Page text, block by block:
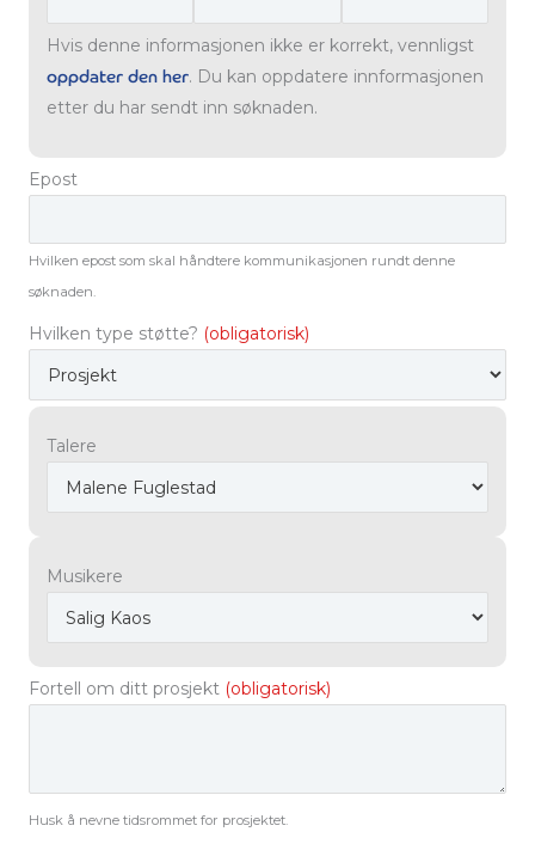
Hvis denne informasjonen ikke er korrekt, vennligst
oppdater den her. Du kan oppdatere innformasjonen
etter du har sendt inn søknaden.
Epost
Hvilken epost som skal håndtere kommunikasjonen rundt denne
søknaden.
Hvilken type støtte? (obligatorisk)
Talere
Musikere
Fortell om ditt prosjekt (obligatorisk)
Husk å nevne tidsrommet for prosjektet.